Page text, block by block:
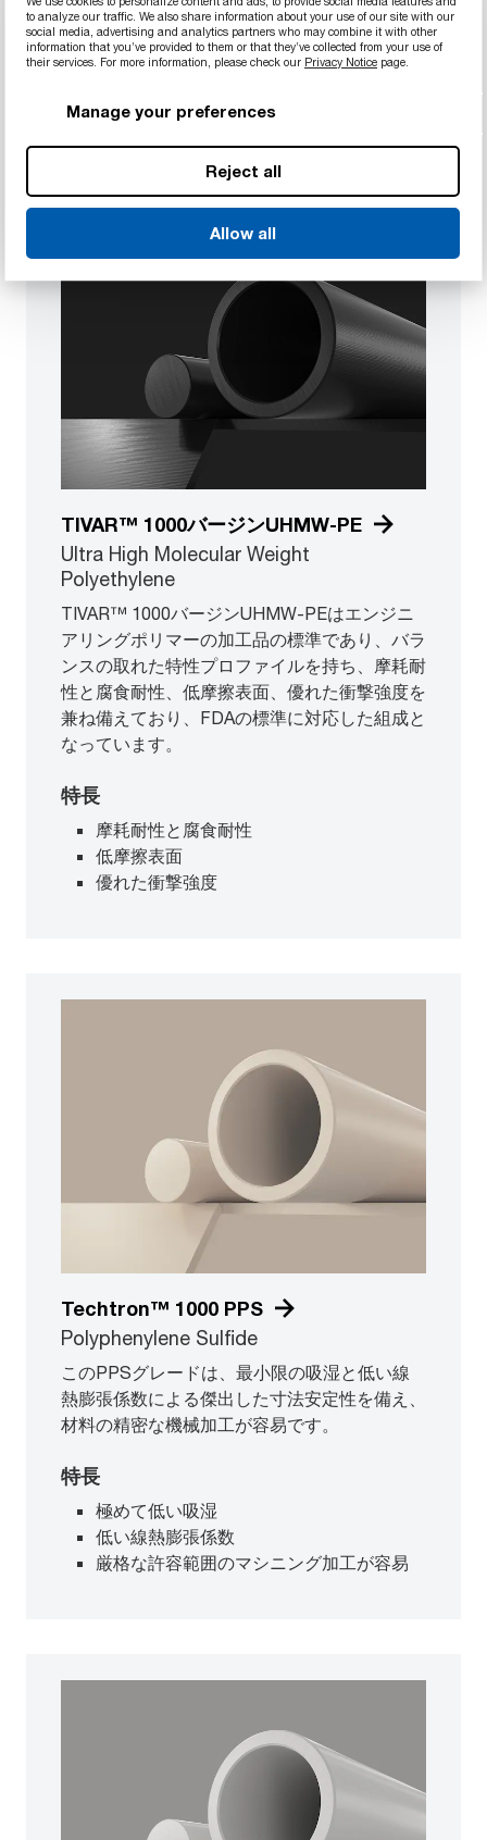
to analyze our traffic. We also share information about your use of our site with our
social media, advertising and analytics partners who may combine it with other
information that you’ve provided to them or that they’ve collected from your use of
their services. For more information, please check our Privacy Notice page.
Manage your preferences
Reject all
Allow all
特長
高い強度重量比
優れた化学薬品耐性と腐食耐性
TIVAR™ 1000バージンUHMW-PE
Ultra High Molecular Weight
Polyethylene
TIVAR™ 1000バージンUHMW-PEはエンジニ
アリングポリマーの加工品の標準であり、バラ
ンスの取れた特性プロファイルを持ち、摩耗耐
性と腐食耐性、低摩擦表面、優れた衝撃強度を
兼ね備えており、FDAの標準に対応した組成と
なっています。
特長
摩耗耐性と腐食耐性
低摩擦表面
優れた衝撃強度
Techtron™ 1000 PPS
Polyphenylene Sulfide
このPPSグレードは、最小限の吸湿と低い線
熱膨張係数による傑出した寸法安定性を備え、
材料の精密な機械加工が容易です。
特長
極めて低い吸湿
低い線熱膨張係数
厳格な許容範囲のマシニング加工が容易